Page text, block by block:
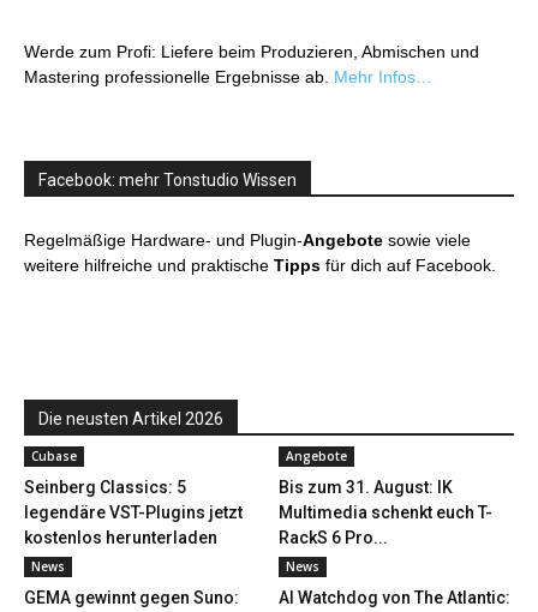
Werde zum Profi: Liefere beim Produzieren, Abmischen und
Mastering professionelle Ergebnisse ab. Mehr Infos…
Facebook: mehr Tonstudio Wissen
Regelmäßige Hardware- und Plugin-Angebote sowie viele
weitere hilfreiche und praktische Tipps für dich auf Facebook.
Die neusten Artikel 2026
Cubase
Seinberg Classics: 5
legendäre VST-Plugins jetzt
kostenlos herunterladen
Angebote
Bis zum 31. August: IK
Multimedia schenkt euch T-
RackS 6 Pro...
News
GEMA gewinnt gegen Suno:
News
AI Watchdog von The Atlantic: